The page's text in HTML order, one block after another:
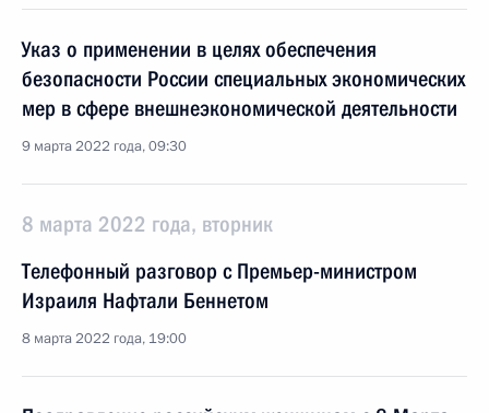
Указ о применении в целях обеспечения
безопасности России специальных экономических
мер в сфере внешнеэкономической деятельности
9 марта 2022 года, 09:30
8 марта 2022 года, вторник
Телефонный разговор с Премьер-министром
Израиля Нафтали Беннетом
8 марта 2022 года, 19:00